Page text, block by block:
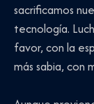
sacrificamos
tecnología.
favor, con la
más sabia, con